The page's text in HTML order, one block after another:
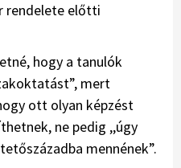
rendelete előtti
hogy a tanulók
mert
ott olyan képzést
ne pedig ,,úgy
mennének”.